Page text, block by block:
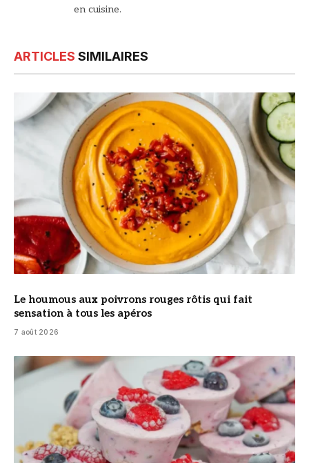
en cuisine.
ARTICLES SIMILAIRES
Le houmous aux poivrons rouges rôtis qui fait
sensation à tous les apéros
7 août 2026
© DR